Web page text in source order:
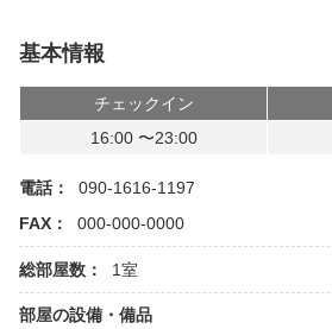
基本情報
チェックイン
16:00 〜23:00
電話：
090-1616-1197
FAX：
000-000-0000
総部屋数： 1室
部屋の設備・備品